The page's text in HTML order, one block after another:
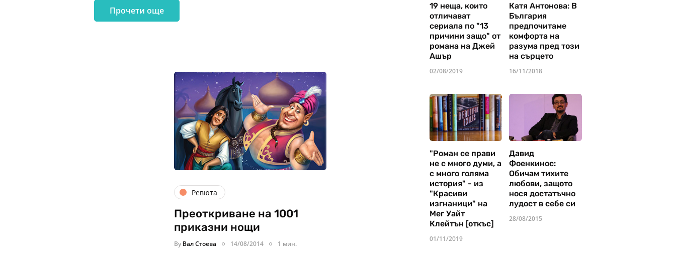
Прочети още
Ревюта
Преоткриване на 1001
приказни нощи
By Вал Стоева 14/08/2014 1 мин.
19 неща, които
отличават
сериала по "13
причини защо" от
романа на Джей
Ашър
02/08/2019
Катя Антонова: В
България
предпочитаме
комфорта на
разума пред този
на сърцето
16/11/2018
"Роман се прави
не с много думи, а
с много голяма
история" - из
"Красиви
изгнаници" на
Мег Уайт
Клейтън [откъс]
01/11/2019
Давид
Фоенкинос:
Обичам тихите
любови, защото
нося достатъчно
лудост в себе си
28/08/2015